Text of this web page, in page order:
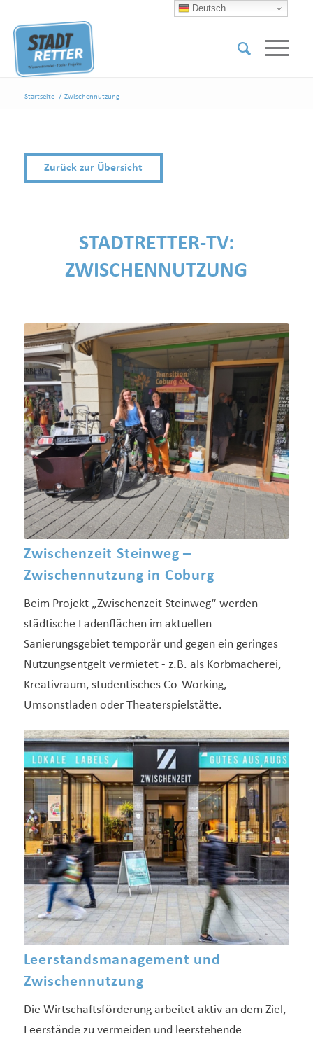
Startseite / Zwischennutzung
Zurück zur Übersicht
STADTRETTER-TV:
ZWISCHENNUTZUNG
Zwischenzeit Steinweg –
Zwischennutzung in Coburg
Beim Projekt „Zwischenzeit Steinweg“ werden
städtische Ladenflächen im aktuellen
Sanierungsgebiet temporär und gegen ein geringes
Nutzungsentgelt vermietet - z.B. als Korbmacherei,
Kreativraum, studentisches Co-Working,
Umsonstladen oder Theaterspielstätte.
Leerstandsmanagement und
Zwischennutzung
Die Wirtschaftsförderung arbeitet aktiv an dem Ziel,
Leerstände zu vermeiden und leerstehende
Deutsch